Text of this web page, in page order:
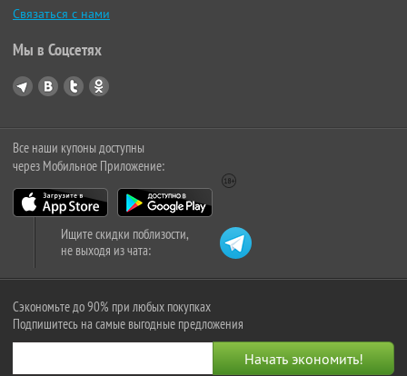
Связаться с нами
Мы в Соцсетях
Все наши купоны доступны
через Мобильное Приложение:
Ищите скидки поблизости,
не выходя из чата:
Сэкономьте до 90% при любых покупках
Подпишитесь на самые выгодные предложения